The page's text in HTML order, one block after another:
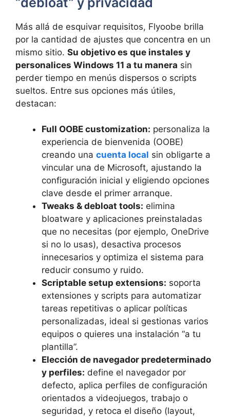
Más allá de esquivar requisitos, Flyoobe brilla
por la cantidad de ajustes que concentra en un
mismo sitio. Su objetivo es que instales y
personalices Windows 11 a tu manera sin
perder tiempo en menús dispersos o scripts
sueltos. Entre sus opciones más útiles,
destacan:
Full OOBE customization: personaliza la
experiencia de bienvenida (OOBE)
creando una cuenta local sin obligarte a
vincular una de Microsoft, ajustando la
configuración inicial y eligiendo opciones
clave desde el primer arranque.
Tweaks & debloat tools: elimina
bloatware y aplicaciones preinstaladas
que no necesitas (por ejemplo, OneDrive
si no lo usas), desactiva procesos
innecesarios y optimiza el sistema para
reducir consumo y ruido.
Scriptable setup extensions: soporta
extensiones y scripts para automatizar
tareas repetitivas o aplicar políticas
personalizadas, ideal si gestionas varios
equipos o quieres una instalación “a tu
plantilla”.
Elección de navegador predeterminado
y perfiles: define el navegador por
defecto, aplica perfiles de configuración
orientados a videojuegos, trabajo o
seguridad, y retoca el diseño (layout,